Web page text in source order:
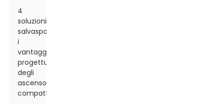
4
soluzioni
salvaspazio:
i
vantaggi
progettuali
degli
ascensori
compatti